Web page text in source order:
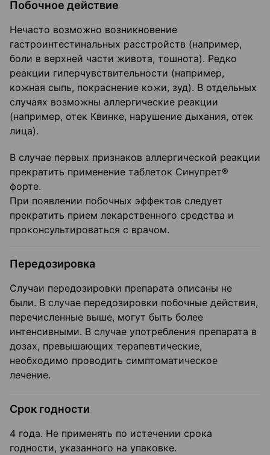
Побочное действие
Нечасто возможно возникновение
гастроинтестинальных расстройств (например,
боли в верхней части живота, тошнота). Редко
реакции гиперчувствительности (например,
кожная сыпь, покраснение кожи, зуд). В отдельных
случаях возможны аллергические реакции
(например, отек Квинке, нарушение дыхания, отек
лица).
В случае первых признаков аллергической реакции
прекратить применение таблеток Синупрет®
форте.
При появлении побочных эффектов следует
прекратить прием лекарственного средства и
проконсультироваться с врачом.
Передозировка
Случаи передозировки препарата описаны не
были. В случае передозировки побочные действия,
перечисленные выше, могут быть более
интенсивными. В случае употребления препарата в
дозах, превышающих терапевтические,
необходимо проводить симптоматическое
лечение.
Срок годности
4 года. Не применять по истечении срока
годности, указанного на упаковке.